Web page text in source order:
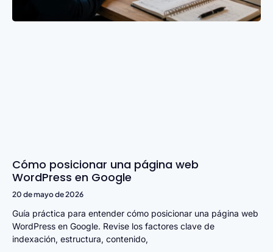
Cómo posicionar una página web
WordPress en Google
20 de mayo de 2026
Guía práctica para entender cómo posicionar una página web
WordPress en Google. Revise los factores clave de
indexación, estructura, contenido,